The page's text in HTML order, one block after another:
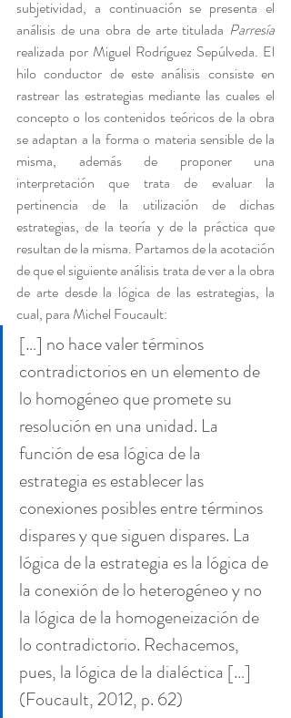
subjetividad, a continuación se presenta el
análisis de una obra de arte titulada Parresía
realizada por Miguel Rodríguez Sepúlveda. El
hilo conductor de este análisis consiste en
rastrear las estrategias mediante las cuales el
concepto o los contenidos teóricos de la obra
se adaptan a la forma o materia sensible de la
misma, además de proponer una
interpretación que trata de evaluar la
pertinencia de la utilización de dichas
estrategias, de la teoría y de la práctica que
resultan de la misma. Partamos de la acotación
de que el siguiente análisis trata de ver a la obra
de arte desde la lógica de las estrategias, la
cual, para Michel Foucault:
[…] no hace valer términos
contradictorios en un elemento de
lo homogéneo que promete su
resolución en una unidad. La
función de esa lógica de la
estrategia es establecer las
conexiones posibles entre términos
dispares y que siguen dispares. La
lógica de la estrategia es la lógica de
la conexión de lo heterogéneo y no
la lógica de la homogeneización de
lo contradictorio. Rechacemos,
pues, la lógica de la dialéctica […]
(Foucault, 2012, p. 62)